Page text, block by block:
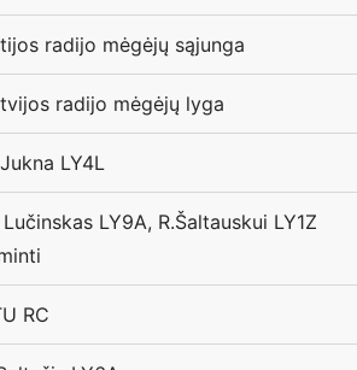
radijo mėgėjų sąjunga
radijo mėgėjų lyga
LY4L
Lučinskas LY9A, R.Šaltauskui LY1Z
RC